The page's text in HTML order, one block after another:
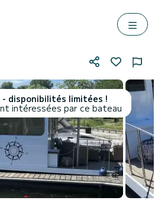
disponibilités limitées !
intéressées par ce bateau